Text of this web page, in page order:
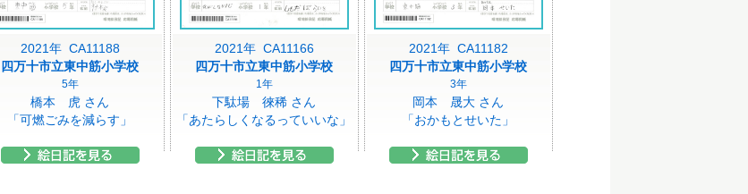
2021年 CA11188
四万十市立東中筋小学校
5年
橋本 虎 さん
「可燃ごみを減らす」
2021年 CA11166
四万十市立東中筋小学校
1年
下駄場 徠稀 さん
「あたらしくなるっていいな」
2021年 CA11182
四万十市立東中筋小学校
3年
岡本 晟大 さん
「おかもとせいた」